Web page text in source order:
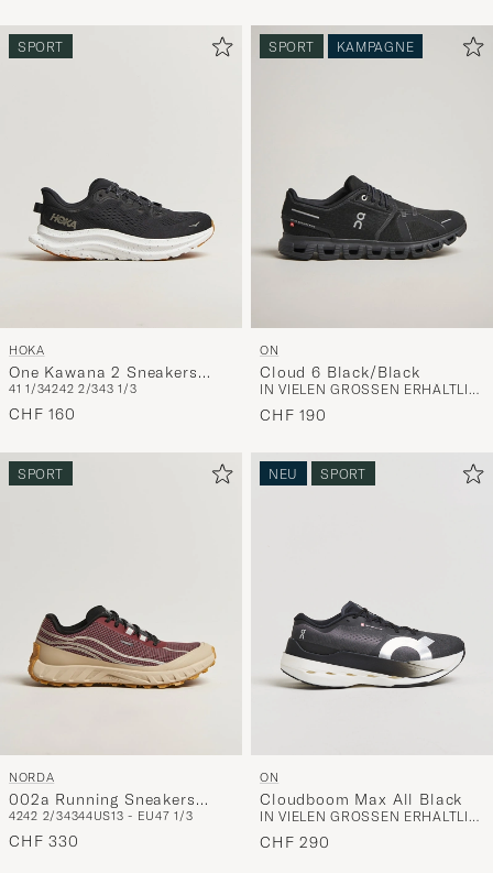
SPORT
HOKA
One Kawana 2 Sneakers
Black/White
41 1/34242 2/343 1/3
CHF 160
SPORT KAMPAGNE
ON
Cloud 6 Black/Black
IN VIELEN GRÖSSEN ERHÄLTLICH
CHF 190
SPORT
NORDA
002a Running Sneakers
Amaranth
4242 2/34344US13 - EU47 1/3
CHF 330
NEU SPORT
ON
Cloudboom Max All Black
IN VIELEN GRÖSSEN ERHÄLTLICH
CHF 290